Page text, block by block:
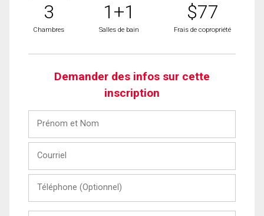
3
Chambres
1+1
Salles de bain
$77
Frais de copropriété
Demander des infos sur cette
inscription
Nom
(Optionnel)
Message